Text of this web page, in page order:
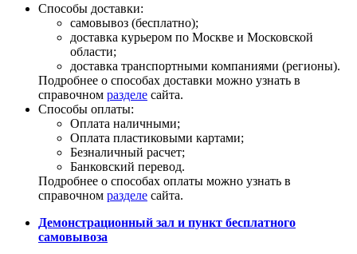
Способы доставки:
самовывоз (бесплатно);
доставка курьером по Москве и Московской
области;
доставка транспортными компаниями (регионы).
Подробнее о способах доставки можно узнать в
справочном разделе сайта.
Способы оплаты:
Оплата наличными;
Оплата пластиковыми картами;
Безналичный расчет;
Банковский перевод.
Подробнее о способах оплаты можно узнать в
справочном разделе сайта.
Демонстрационный зал и пункт бесплатного
самовывоза